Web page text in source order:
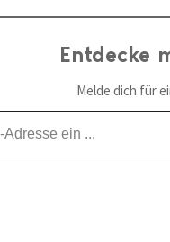
Entdecke
Melde dich für